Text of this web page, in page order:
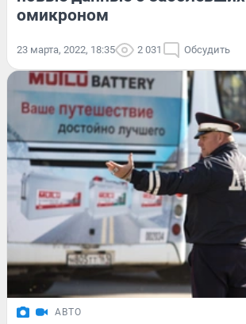
омикроном
23 марта, 2022, 18:35 2 031 Обсудить
АВТО